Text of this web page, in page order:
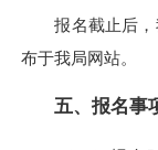
报名截止后，
布于我局网站。
五、报名事